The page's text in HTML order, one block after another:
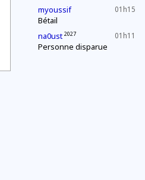
01h15
myoussif
Bétail
01h11
na0ust 2027
Personne disparue